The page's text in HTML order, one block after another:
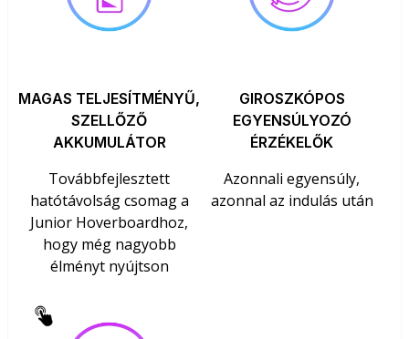
MAGAS TELJESÍTMÉNYŰ,
SZELLŐZŐ
AKKUMULÁTOR
Továbbfejlesztett
hatótávolság csomag a
Junior Hoverboardhoz,
hogy még nagyobb
élményt nyújtson
GIROSZKÓPOS
EGYENSÚLYOZÓ
ÉRZÉKELŐK
Azonnali egyensúly,
azonnal az indulás után